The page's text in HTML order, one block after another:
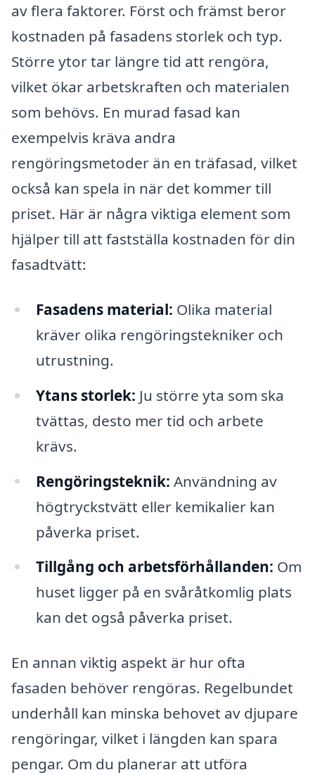
av flera faktorer. Först och främst beror
kostnaden på fasadens storlek och typ.
Större ytor tar längre tid att rengöra,
vilket ökar arbetskraften och materialen
som behövs. En murad fasad kan
exempelvis kräva andra
rengöringsmetoder än en träfasad, vilket
också kan spela in när det kommer till
priset. Här är några viktiga element som
hjälper till att fastställa kostnaden för din
fasadtvätt:
Fasadens material: Olika material
kräver olika rengöringstekniker och
utrustning.
Ytans storlek: Ju större yta som ska
tvättas, desto mer tid och arbete
krävs.
Rengöringsteknik: Användning av
högtryckstvätt eller kemikalier kan
påverka priset.
Tillgång och arbetsförhållanden: Om
huset ligger på en svåråtkomlig plats
kan det også påverka priset.
En annan viktig aspekt är hur ofta
fasaden behöver rengöras. Regelbundet
underhåll kan minska behovet av djupare
rengöringar, vilket i längden kan spara
pengar. Om du planerar att utföra